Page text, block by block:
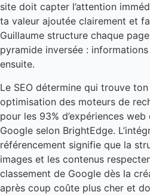
site doit capter l’attention
ta valeur ajoutée clairement et
Guillaume structure chaque
pyramide inversée :
ensuite.
Le SEO détermine qui trouve
optimisation des moteurs de
pour les 93% d’expériences
Google selon BrightEdge.
référencement signifie que la
images et les contenus
classement de Google dès la
après coup coûte plus cher et